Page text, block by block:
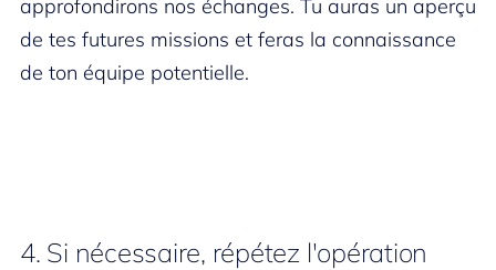
approfondirons nos échanges. Tu auras un aperçu
de tes futures missions et feras la connaissance
de ton équipe potentielle.
4. Si nécessaire, répétez l'opération